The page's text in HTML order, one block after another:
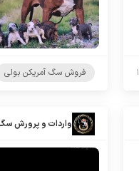
فروش سگ آمریکن بولی
واردات و پرورش